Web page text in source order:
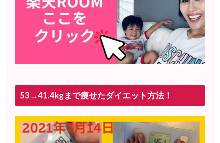
53→41.4kgまで痩せたダイエット方法！